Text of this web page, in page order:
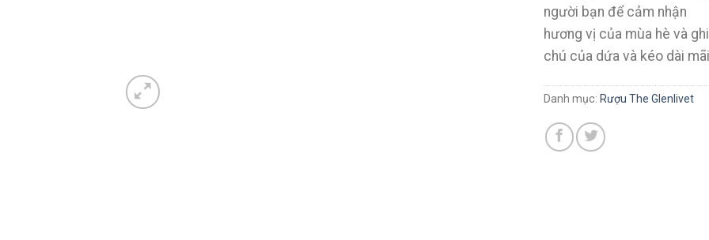
người bạn để cảm nhận
hương vị của mùa hè và ghi
chú của dứa và kéo dài mãi
Danh mục: Rượu The Glenlivet